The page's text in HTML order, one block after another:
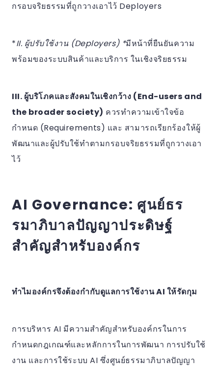
กรอบจริยธรรมที่ถูกวางเอาไว้ Deployers
*II. ผู้ปรับใช้งาน (Deployers) *มีหน้าที่ยืนยันความ
พร้อมของระบบสินค้าและบริการ ในเชิงจริยธรรม
III. ผู้บริโภคและสังคมในเชิงกว้าง (End-users and
the broader society) ควรทำความเข้าใจข้อ
กำหนด (Requirements) และ สามารถเรียกร้องให้ผู้
พัฒนาและผู้ปรับใช้ทำตามกรอบจริยธรรมที่ถูกวางเอา
ไว้
AI Governance: ศูนย์ธร
รมาภิบาลปัญญาประดิษฐ์
สำคัญสำหรับองค์กร
ทำไมองค์กรจึงต้องกำกับดูแลการใช้งาน AI ให้รัดกุม
การบริหาร AI มีความสำคัญสำหรับองค์กรในการ
กำหนดกฎเกณฑ์และหลักการในการพัฒนา การปรับใช้
งาน และการใช้ระบบ AI ซึ่งศูนย์ธรรมาภิบาลปัญญา